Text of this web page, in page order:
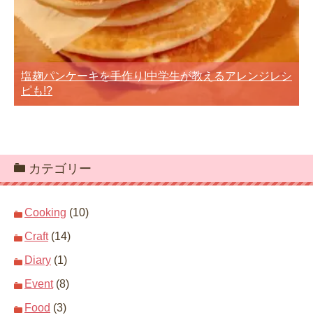
塩麹パンケーキを手作り!中学生が教えるアレンジレシ
ピも!?
カテゴリー
Cooking (10)
Craft(14)
Diary (1)
Event(8)
Food (3)